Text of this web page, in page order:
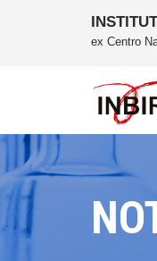
ex Centro